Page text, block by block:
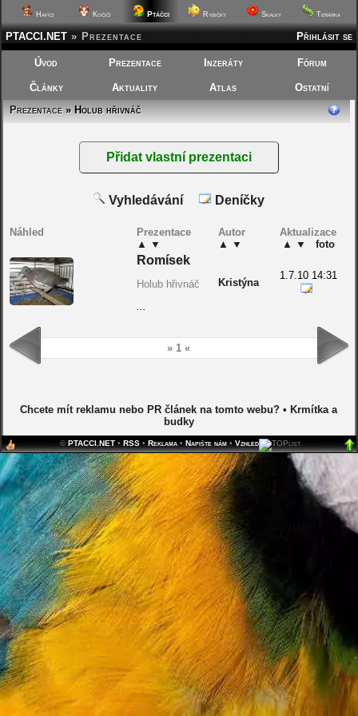
Hafíci Kočičí Ptáčci Rybičky Skalky Terárka
Přihlásit se
PTACCI.NET » Prezentace
Úvod Prezentace Inzeráty Fórum
Články Aktuality Atlas
Ostatní
Prezentace» Holub hřivnáč
Vyhledávání Deníčky
Náhled
Prezentace
▲ ▼
Autor
▲ ▼
Aktualizace
▲ ▼ foto
Romísek
Holub hřivnáč
...
Kristýna
1.7.10 14:31
» 1 «
Chcete mít reklamu nebo PR článek na tomto webu? • Krmítka a
budky
©PTACCI.NET• RSS• Reklama• Napište nám• Vzhled